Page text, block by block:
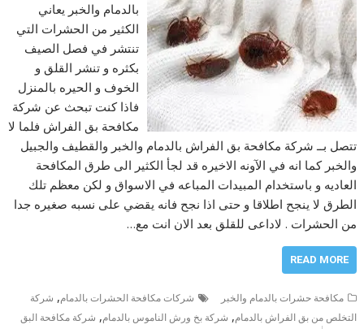
بالدمام والخبر يعاني
الكثير من الحشرات التي
تنتشر في فصل الصيف
بكثره و تنشر القلق و
الخوف و الحيره بالمنزل
فاذا كنت تبحث عن شركة
مكافحة بق الفراش فلما لا
تتصل بــ شركة مكافحة بق الفراش بالدمام والخبر والقطيف والجبيل
والخبر كما انه في الآونه الاخيره قد لجأ الكثير الى طرق المكافحة
العاديه و باستخدام المبيدات المباعه في الاسواق و لكن معظم تلك
الطرق لا ينجح اطلاقا و حتى اذا نجح فانه يقضي على نسبه صغيره جدا
من الحشرات . لاداعى للقلق بعد الان انت مع…
READ MORE
مكافحة حشرات بالدمام والخبر شركات مكافحة الحشرات بالدمام, شركة
التخلص من بق الفراش بالدمام, شركة بخ ورش الناموس بالدمام, شركة مكافحة البق